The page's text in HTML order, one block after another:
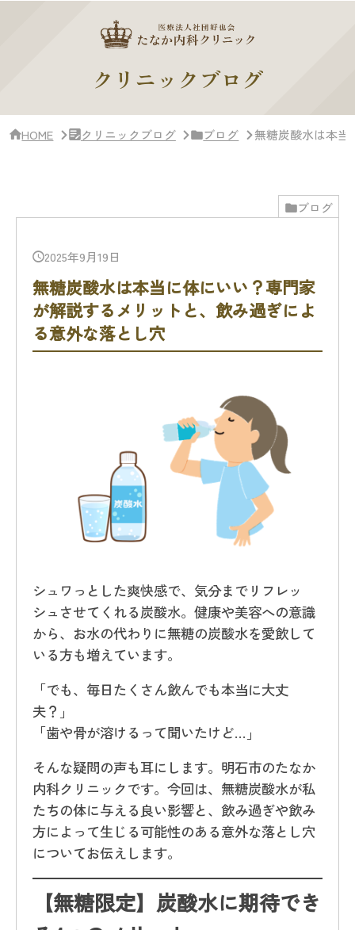
クリニックブログ
HOME クリニックブログ ブログ 無糖炭酸水は本当
ブログ
2025年9月19日
無糖炭酸水は本当に体にいい？専門家
が解説するメリットと、飲み過ぎによ
る意外な落とし穴
シュワっとした爽快感で、気分までリフレッ
シュさせてくれる炭酸水。健康や美容への意識
から、お水の代わりに無糖の炭酸水を愛飲して
いる方も増えています。
「でも、毎日たくさん飲んでも本当に大丈
夫？」
「歯や骨が溶けるって聞いたけど…」
そんな疑問の声も耳にします。明石市のたなか
内科クリニックです。今回は、無糖炭酸水が私
たちの体に与える良い影響と、飲み過ぎや飲み
方によって生じる可能性のある意外な落とし穴
についてお伝えします。
【無糖限定】炭酸水に期待でき